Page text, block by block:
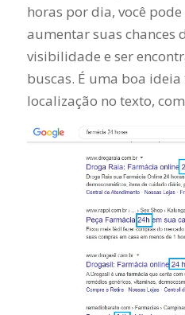
horas por dia, você
aumentar suas chances
visibilidade e ser
buscas. É uma boa
localização no texto,